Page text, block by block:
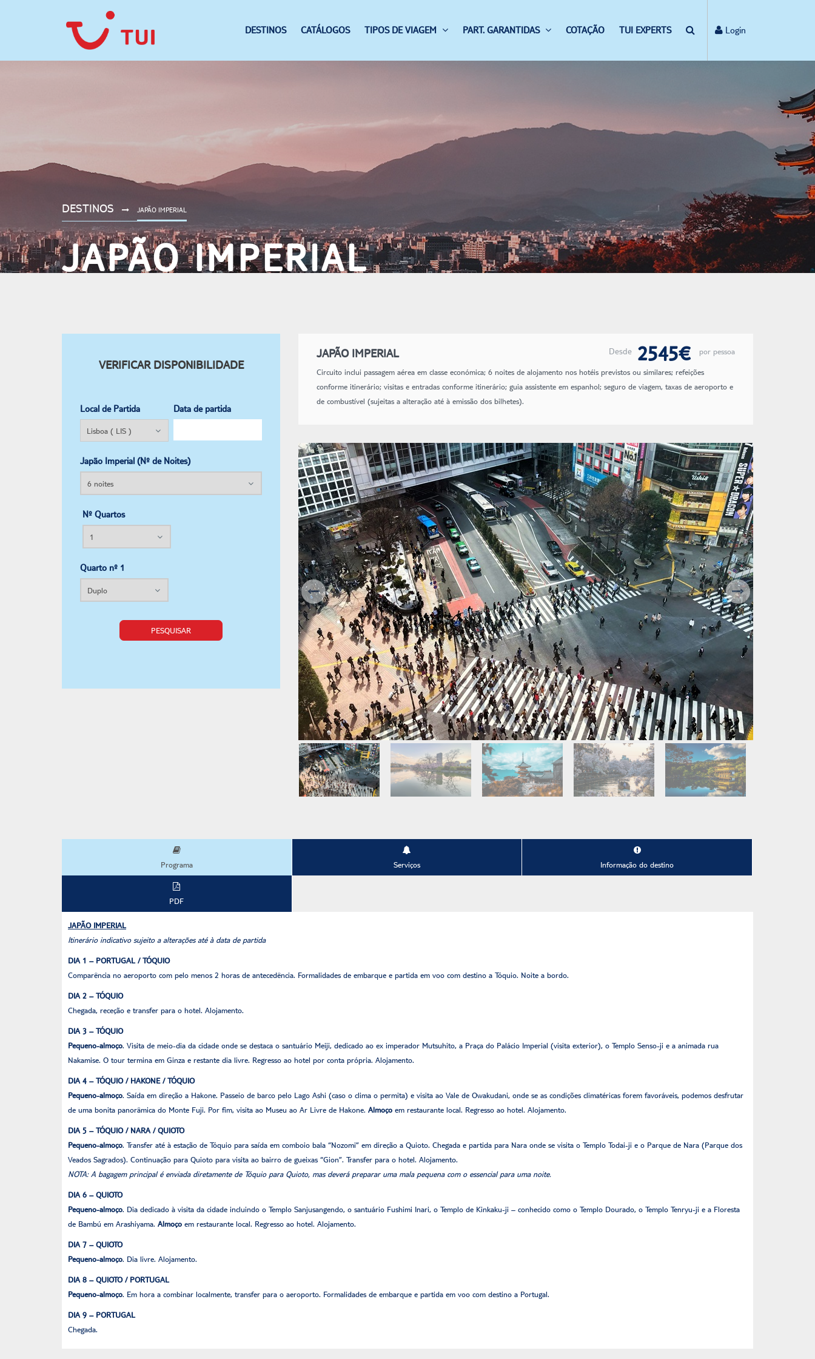
DESTINOS CATÁLOGOS TIPOS DE VIAGEM PART. GARANTIDAS COTAÇÃO TUI EXPERTS Login
DESTINOS JAPÃO IMPERIAL
JAPÃO IMPERIAL
JAPÃO IMPERIAL Desde 2545€ por pessoa
Circuito inclui passagem aérea em classe económica; 6 noites de alojamento nos hotéis previstos ou similares; refeições
conforme itinerário; visitas e entradas conforme itinerário; guia assistente em espanhol; seguro de viagem, taxas de aeroporto e
de combustível (sujeitas a alteração até à emissão dos bilhetes).
VERIFICAR DISPONIBILIDADE
Local de Partida Data de partida
Japão Imperial (Nº de Noites)
Nº Quartos
Quarto nº 1
PESQUISAR
Programa Serviços Informação do destino
PDF
JAPÃO IMPERIAL
Itinerário indicativo sujeito a alterações até à data de partida
DIA 1 – PORTUGAL / TÓQUIO
Comparência no aeroporto com pelo menos 2 horas de antecedência. Formalidades de embarque e partida em voo com destino a Tóquio. Noite a bordo.
DIA 2 – TÓQUIO
Chegada, receção e transfer para o hotel. Alojamento.
DIA 3 – TÓQUIO
Pequeno-almoço. Visita de meio-dia da cidade onde se destaca o santuário Meiji, dedicado ao ex imperador Mutsuhito, a Praça do Palácio Imperial (visita exterior), o Templo Senso-ji e a animada rua
Nakamise. O tour termina em Ginza e restante dia livre. Regresso ao hotel por conta própria. Alojamento.
DIA 4 – TÓQUIO / HAKONE / TÓQUIO
Pequeno-almoço. Saída em direção a Hakone. Passeio de barco pelo Lago Ashi (caso o clima o permita) e visita ao Vale de Owakudani, onde se as condições climatéricas forem favoráveis, podemos desfrutar
de uma bonita panorâmica do Monte Fuji. Por fim, visita ao Museu ao Ar Livre de Hakone. Almoço em restaurante local. Regresso ao hotel. Alojamento.
DIA 5 – TÓQUIO / NARA / QUIOTO
Pequeno-almoço. Transfer até à estação de Tóquio para saída em comboio bala “Nozomi” em direção a Quioto. Chegada e partida para Nara onde se visita o Templo Todai-ji e o Parque de Nara (Parque dos
Veados Sagrados). Continuação para Quioto para visita ao bairro de gueixas “Gion”. Transfer para o hotel. Alojamento.
NOTA: A bagagem principal é enviada diretamente de Tóquio para Quioto, mas deverá preparar uma mala pequena com o essencial para uma noite.
DIA 6 – QUIOTO
Pequeno-almoço. Dia dedicado à visita da cidade incluindo o Templo Sanjusangendo, o santuário Fushimi Inari, o Templo de Kinkaku-ji – conhecido como o Templo Dourado, o Templo Tenryu-ji e a Floresta
de Bambú em Arashiyama. Almoço em restaurante local. Regresso ao hotel. Alojamento.
DIA 7 – QUIOTO
Pequeno-almoço. Dia livre. Alojamento.
DIA 8 – QUIOTO / PORTUGAL
Pequeno-almoço. Em hora a combinar localmente, transfer para o aeroporto. Formalidades de embarque e partida em voo com destino a Portugal.
DIA 9 – PORTUGAL
Chegada.